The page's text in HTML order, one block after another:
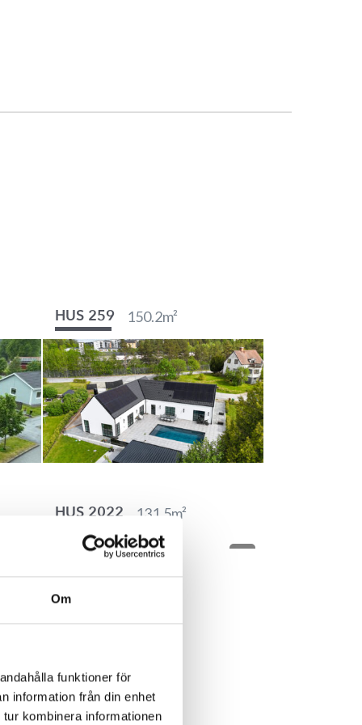
Om
funktioner för
information från din enhet
kombinera informationen
HUS 259 150.2m²
HUS 2022 131.5m²
HUS 726 141.8